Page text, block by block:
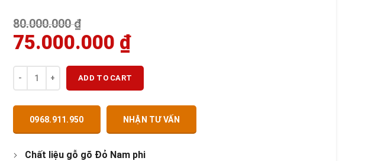
80.000.000₫
75.000.000 ₫
ADD TO CART
0968.911.950 NHẬN TƯ VẤN
Chất liệu gỗ gõ Đỏ Nam phi